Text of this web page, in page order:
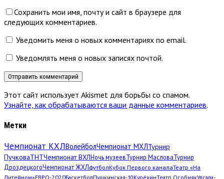
Сохранить мои имя, почту и сайт в браузере для
следующих комментариев.
Уведомить меня о новых комментариях по email.
Уведомлять меня о новых записях почтой.
Этот сайт использует Akismet для борьбы со спамом.
Узнайте, как обрабатываются ваши данные комментариев.
Метки
Чемпионат КХЛВолейболЧемпионат МХЛТурнир
ПучковаТНТЧемпионат ВХЛНочь музеевТурнир МасловаТурнир
ДроздецкогоЧемпионат ЖХЛфутболКубок Первого каналаТеатр «На
Литейном»ЕВРО-2020БаскетболПушкинская-10КурёхинТеатр ОсобнякУпсала-